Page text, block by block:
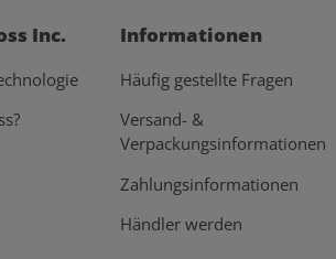
Inc. Informationen
Häufig gestellte Fragen
Versand- &
Verpackungsinformationen
Zahlungsinformationen
Händler werden